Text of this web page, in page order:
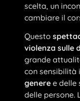
scelta, un
cambiare il
Questo
violenza sulle
grande
con sensibilità
genere e delle
delle persone.